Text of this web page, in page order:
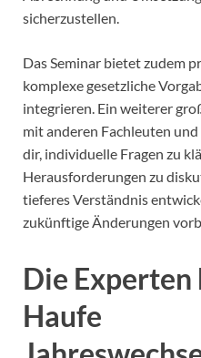
sicherzustellen.
Das Seminar bietet zudem
komplexe gesetzliche
integrieren. Ein weiterer
mit anderen Fachleuten
dir, individuelle Fragen zu
Herausforderungen zu
tieferes Verständnis
zukünftige Änderungen
Die
Haufe